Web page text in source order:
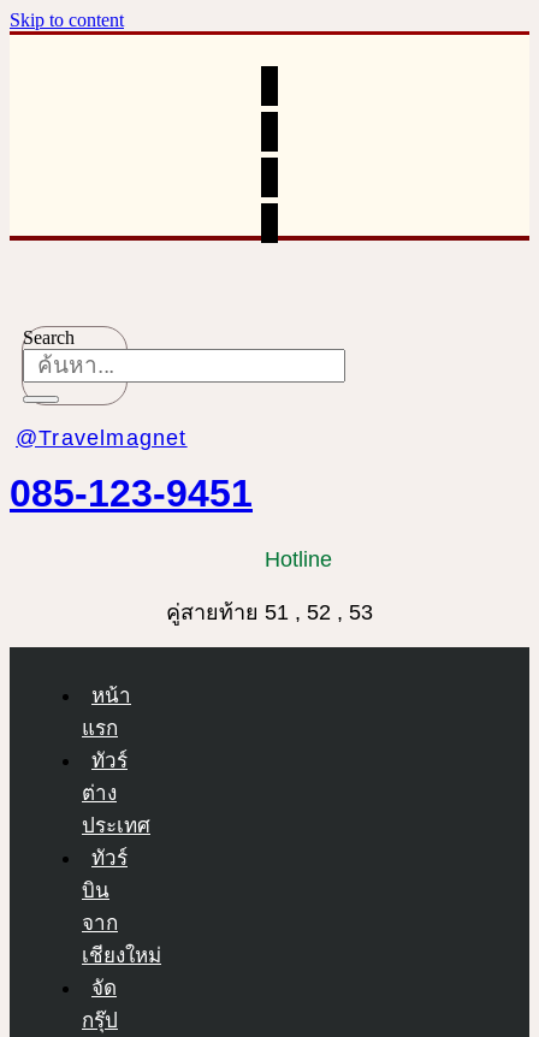
Skip to content
Search
@Travelmagnet
085-123-9451
Hotline
คู่สายท้าย 51 , 52 , 53
หน้า
แรก
ทัวร์
ต่าง
ประเทศ
ทัวร์
บิน
จาก
เชียงใหม่
จัด
กรุ๊ป